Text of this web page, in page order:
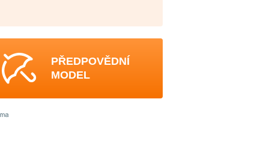
PŘEDPOVĚDNÍ
MODEL